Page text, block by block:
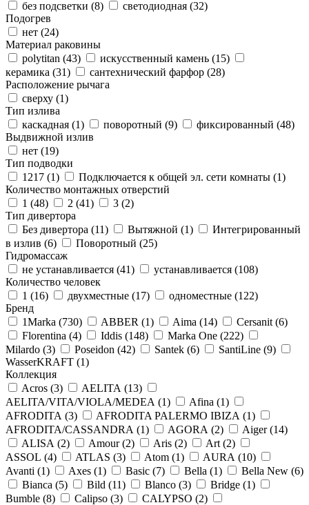
без подсветки (8) светодиодная (32)
Подогрев
нет (24)
Материал раковины
polytitan (43) искусственный камень (15)
керамика (31) сантехнический фарфор (28)
Расположение рычага
сверху (1)
Тип излива
каскадная (1) поворотный (9) фиксированный (48)
Выдвижной излив
нет (19)
Тип подводки
1217 (1) Подключается к общей эл. сети комнаты (1)
Количество монтажных отверстий
1 (48) 2 (41) 3 (2)
Тип дивертора
Без дивертора (11) Вытяжной (1)
Интегрированный
в излив (6) Поворотный (25)
Гидромассаж
не устанавливается (41) устанавливается (108)
Количество человек
1 (16) двухместные (17) одноместные (122)
Бренд
1Marka (730) ABBER (1) Aima (14) Cersanit (6)
Florentina (4) Iddis (148) Marka One (222)
Milardo (3) Poseidon (42) Santek (6) SantiLine (9)
WasserKRAFT (1)
Коллекция
Acros (3) AELITA (13)
AELITA/VITA/VIOLA/MEDEA (1) Afina (1)
AFRODITA (3) AFRODITA PALERMO IBIZA (1)
AFRODITA/CASSANDRA (1) AGORA (2) Aiger (14)
ALISA (2) Amour (2) Aris (2) Art (2)
ASSOL (4) ATLAS (3) Atom (1) AURA (10)
Avanti (1) Axes (1) Basic (7) Bella (1) Bella New (6)
Bianca (5) Bild (11) Blanco (3) Bridge (1)
Bumble (8) Calipso (3) CALYPSO (2)